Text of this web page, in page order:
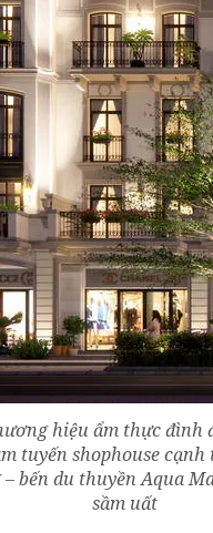
hiệu ẩm thực đình
tuyến shophouse cạnh
bến du thuyền Aqua
sầm uất